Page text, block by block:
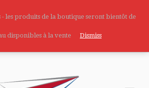
- les produits de la boutique seront bientôt de
disponibles à la vente Dismiss